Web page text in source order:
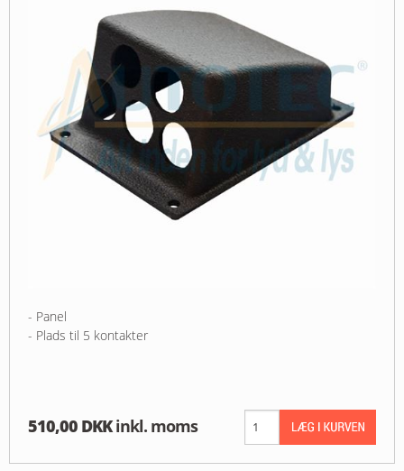
- Panel
- Plads til 5 kontakter
510,00 DKK inkl. moms